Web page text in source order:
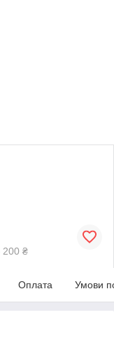
200 ₴
Оплата Умови